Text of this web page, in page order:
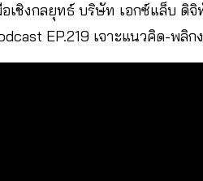
อเชิงกลยุทธ์ บริษัท เอกซ์แล็บ
EP.219 เจาะแนวคิด-พลิก